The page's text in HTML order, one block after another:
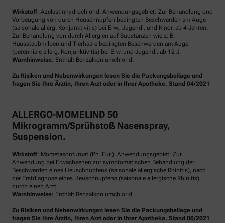
Wirkstoff: Azelastinhydrochlorid. Anwendungsgebiet: Zur Behandlung und
Vorbeugung von durch Heuschnupfen bedingten Beschwerden am Auge
(saisonale allerg. Konjunktivitis) bei Erw., Jugendl. und Kindr. ab 4 Jahren.
Zur Behandlung von durch Allergien auf Substanzen wie z. B.
Hausstaubmilben und Tierhaare bedingten Beschwerden am Auge
(perenniale allerg. Konjunktivitis) bei Erw. und Jugendl. ab 12 J.
Warnhinweise: Enthält Benzalkoniumchlorid.
Zu Risiken und Nebenwirkungen lesen Sie die Packungsbeilage und
fragen Sie Ihre Ärztin, Ihren Arzt oder in Ihrer Apotheke. Stand 04/2021
ALLERGO-MOMELIND 50
Mikrogramm/Sprühstoß Nasenspray,
Suspension.
Wirkstoff: Mometasonfuroat (Ph. Eur.). Anwendungsgebiet: Zur
Anwendung bei Erwachsenen zur symptomatischen Behandlung der
Beschwerden eines Heuschnupfens (saisonale allergische Rhinitis), nach
der Erstdiagnose eines Heuschnupfens (saisonale allergische Rhinitis)
durch einen Arzt.
Warnhinweise: Enthält Benzalkoniumchlorid.
Zu Risiken und Nebenwirkungen lesen Sie die Packungsbeilage und
fragen Sie Ihre Ärztin, Ihren Arzt oder in Ihrer Apotheke. Stand 06/2021